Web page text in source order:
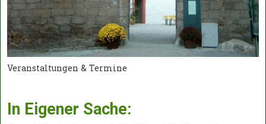
Veranstaltungen & Termine
In Eigener Sache: